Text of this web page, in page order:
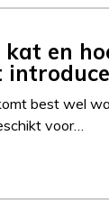
en
best wel
voor…